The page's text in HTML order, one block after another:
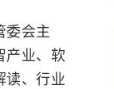
委会主
产业、软
读、行业